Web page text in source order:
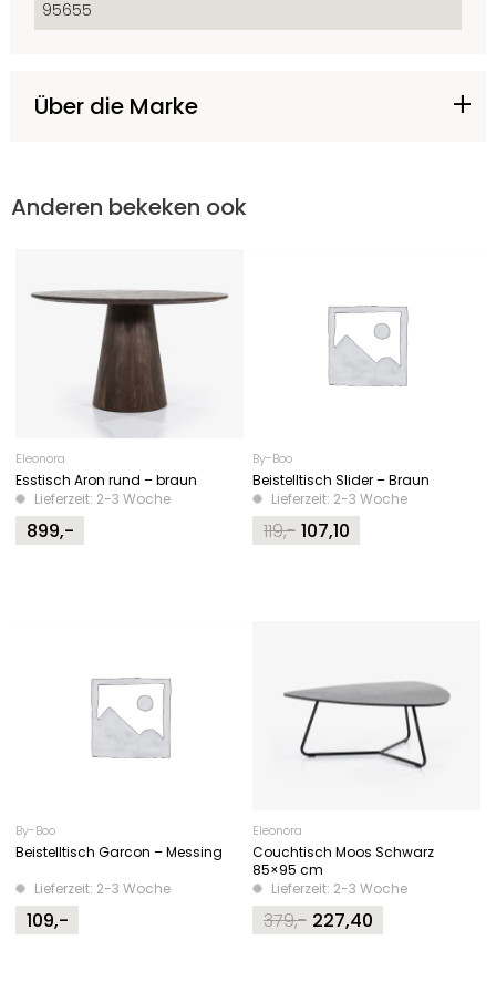
95655
Über die Marke
Anderen bekeken ook
Eleonora
Esstisch Aron rund – braun
Lieferzeit: 2-3 Woche
899,-
By-Boo
Beistelltisch Slider – Braun
Lieferzeit: 2-3 Woche
119,-
Original107,10
Current
By-Boo
Beistelltisch Garcon – Messing
Lieferzeit: 2-3 Woche
109,-
Eleonora
Couchtisch Moos Schwarz
85×95 cm
Lieferzeit: 2-3 Woche
379,-
Original227,40
Current